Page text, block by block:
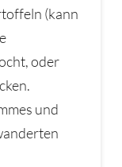
(kann
oder
und